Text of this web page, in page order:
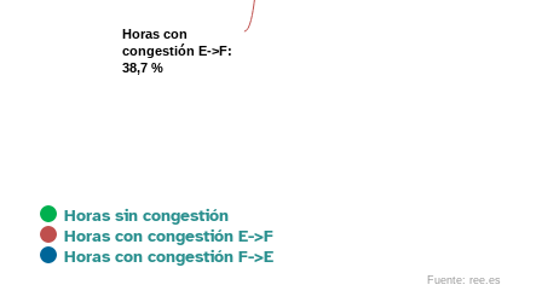
Horas con
congestión E->F:
38,7 %
Horas con
congestión E->F:
38,7 %
Horas sin congestión
Horas con congestión E->F
Horas con congestión F->E
Fuente: ree.es